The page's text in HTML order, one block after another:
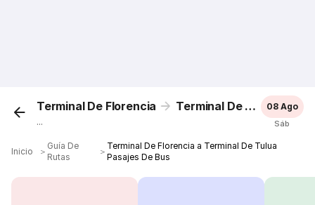
Terminal De Florencia Terminal De Tulua
...
08 Ago
Sáb
Inicio ＞
Guía De
Rutas
＞
Terminal De Florencia a Terminal De Tulua
Pasajes De Bus